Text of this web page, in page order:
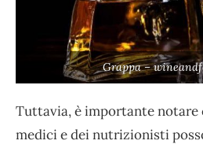
Grappa –
Tuttavia, è importante notare
medici e dei nutrizionisti